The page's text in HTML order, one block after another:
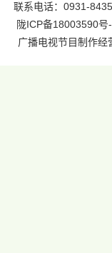
联系电话：0931-
陇ICP备18003590号
广播电视节目制作